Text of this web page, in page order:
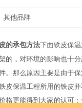
其他品牌
的承包方法下面铁皮保
的，对环境的影响也十
。那么原因主要是由于
皮保温工程所用的铁皮
格更能得到大家的认可